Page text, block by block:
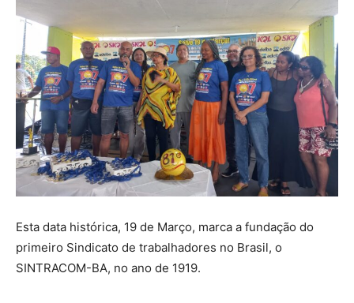
Esta data histórica, 19 de Março, marca a fundação do
primeiro Sindicato de trabalhadores no Brasil, o
SINTRACOM-BA, no ano de 1919.